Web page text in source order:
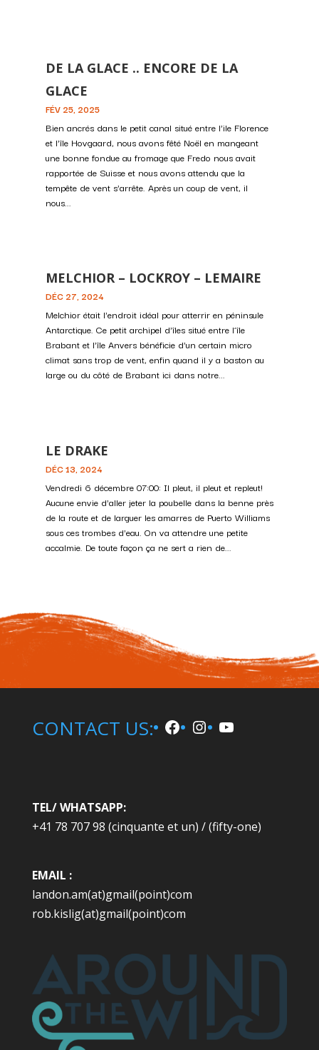
DE LA GLACE .. ENCORE DE LA
GLACE
FÉV 25, 2025
Bien ancrés dans le petit canal situé entre l'ile Florence
et l'île Hovgaard, nous avons fêté Noël en mangeant
une bonne fondue au fromage que Fredo nous avait
rapportée de Suisse et nous avons attendu que la
tempête de vent s'arrête. Après un coup de vent, il
nous...
MELCHIOR – LOCKROY – LEMAIRE
DÉC 27, 2024
Melchior était l'endroit idéal pour atterrir en péninsule
Antarctique. Ce petit archipel d'îles situé entre l’île
Brabant et l'île Anvers bénéficie d'un certain micro
climat sans trop de vent, enfin quand il y a baston au
large ou du côté de Brabant ici dans notre...
LE DRAKE
DÉC 13, 2024
Vendredi 6 décembre 07:00: Il pleut, il pleut et repleut!
Aucune envie d'aller jeter la poubelle dans la benne près
de la route et de larguer les amarres de Puerto Williams
sous ces trombes d'eau. On va attendre une petite
accalmie. De toute façon ça ne sert a rien de...
CONTACT US: Facebook
Instagram
YouTube
TEL/ WHATSAPP:
+41 78 707 98 (cinquante et un) / (fifty-one)
EMAIL :
landon.am(at)gmail(point)com
rob.kislig(at)gmail(point)com